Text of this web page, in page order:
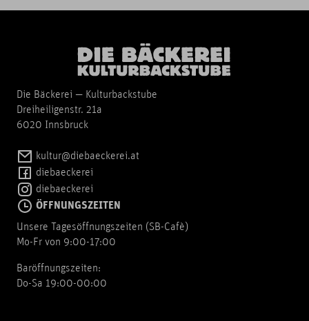
Die Bäckerei — Kulturbackstube
Dreiheiligenstr. 21a
6020 Innsbruck
kultur@diebaeckerei.at
diebaeckerei
diebaeckerei
ÖFFNUNGSZEITEN
Unsere Tagesöffnungszeiten (SB-Cafè)
Mo-Fr von 9:00-17:00
Baröffnungszeiten:
Do-Sa 19:00-00:00